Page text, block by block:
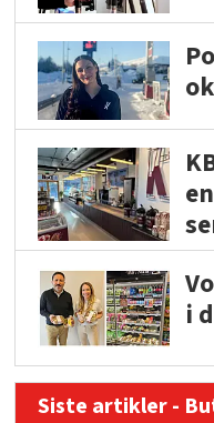
i
Siste artikler -